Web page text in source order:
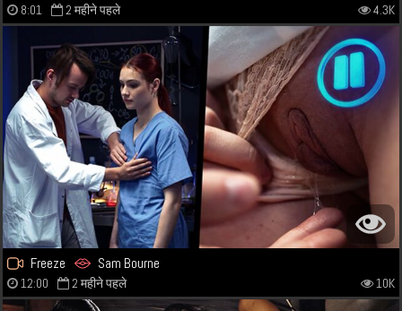
8:01 2 महीने पहले 4.3K
Freeze Sam Bourne
12:00 2 महीने पहले 10K